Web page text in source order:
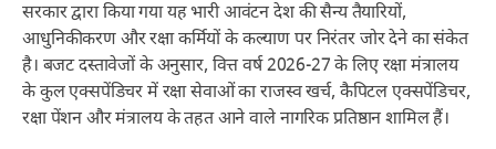
सरकार द्वारा किया गया यह भारी आवंटन देश की सैन्य तैयारियों,
आधुनिकीकरण और रक्षा कर्मियों के कल्याण पर निरंतर जोर देने का संकेत
है। बजट दस्तावेजों के अनुसार, वित्त वर्ष 2026-27 के लिए रक्षा मंत्रालय
के कुल एक्सपेंडिचर में रक्षा सेवाओं का राजस्व खर्च, कैपिटल एक्सपेंडिचर,
रक्षा पेंशन और मंत्रालय के तहत आने वाले नागरिक प्रतिष्ठान शामिल हैं।